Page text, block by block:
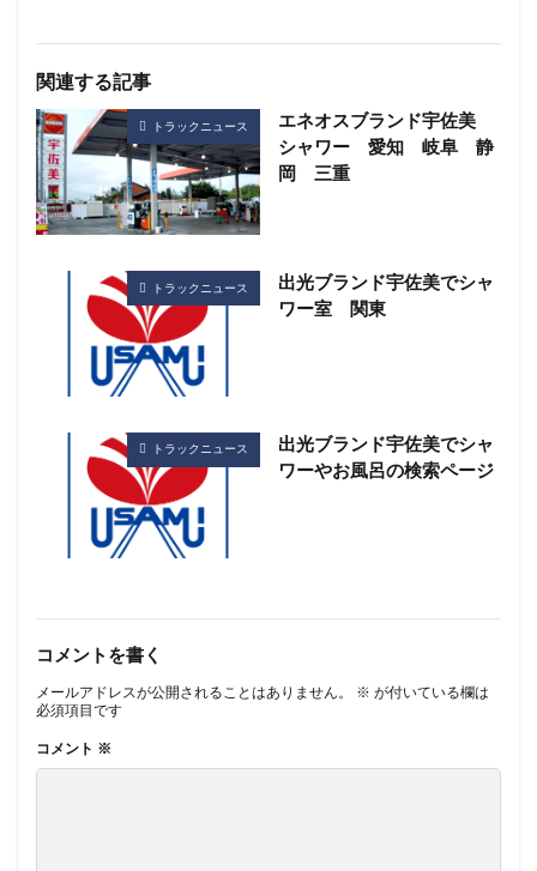
関連する記事
トラックニュース
エネオスブランド宇佐美
シャワー 愛知 岐阜 静
岡 三重
トラックニュース
出光ブランド宇佐美でシャ
ワー室 関東
トラックニュース
出光ブランド宇佐美でシャ
ワーやお風呂の検索ページ
コメントを書く
メールアドレスが公開されることはありません。 ※ が付いている欄は
必須項目です
コメント ※